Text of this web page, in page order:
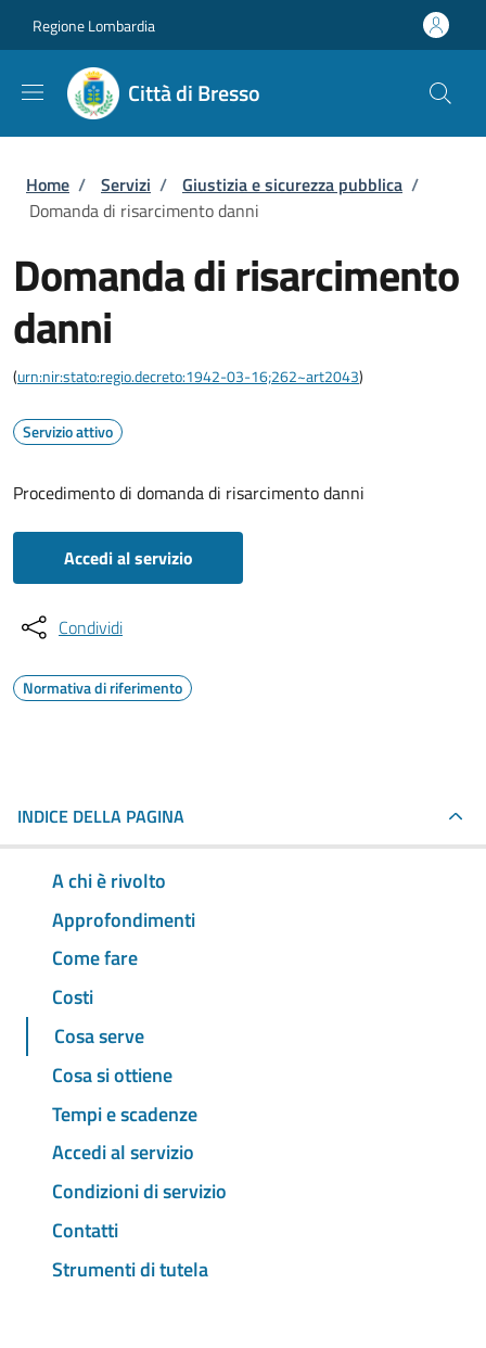
Regione Lombardia
Città di Bresso
Briciole di pane
Home / Servizi / Giustizia e sicurezza pubblica /
Domanda di risarcimento danni
Domanda di risarcimento
danni
(urn:nir:stato:regio.decreto:1942-03-16;262~art2043)
Servizio attivo
Procedimento di domanda di risarcimento danni
Accedi al servizio
Condividi
Normativa di riferimento
INDICE DELLA PAGINA
A chi è rivolto
Approfondimenti
Come fare
Costi
Cosa serve
Cosa si ottiene
Tempi e scadenze
Accedi al servizio
Condizioni di servizio
Contatti
Strumenti di tutela